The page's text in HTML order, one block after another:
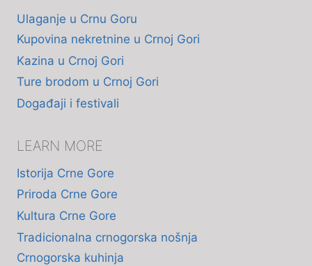
Ulaganje u Crnu Goru
Kupovina nekretnine u Crnoj Gori
Kazina u Crnoj Gori
Ture brodom u Crnoj Gori
Događaji i festivali
LEARN MORE
Istorija Crne Gore
Priroda Crne Gore
Kultura Crne Gore
Tradicionalna crnogorska nošnja
Crnogorska kuhinja